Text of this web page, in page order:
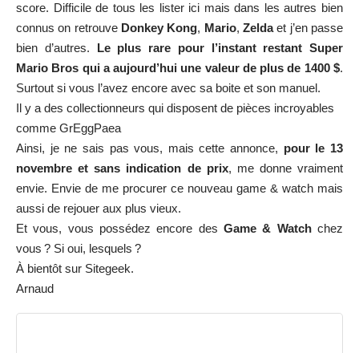
score. Difficile de tous les lister ici mais dans les autres bien
connus on retrouve Donkey Kong, Mario,Zeldaet j’en passe
bien d’autres. Le plus rare pour l’instant restant Super
Mario Bros qui a aujourd’hui une valeur de plus de 1400 $.
Surtout si vous l’avez encore avec sa boite et son manuel.
Il y a des collectionneurs qui disposent de pièces incroyables
comme GrEggPaea
Ainsi, je ne sais pas vous, mais cette annonce, pour le 13
novembre et sans indication de prix, me donne vraiment
envie. Envie de me procurer ce nouveau game & watch mais
aussi de rejouer aux plus vieux.
Et vous, vous possédez encore des Game & Watchchez
vous ? Si oui, lesquels ?
À bientôt sur Sitegeek.
Arnaud